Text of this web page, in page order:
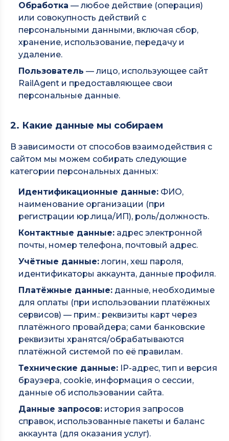
Обработка — любое действие (операция)
или совокупность действий с
персональными данными, включая сбор,
хранение, использование, передачу и
удаление.
Пользователь — лицо, использующее сайт
RailAgent и предоставляющее свои
персональные данные.
2. Какие данные мы собираем
В зависимости от способов взаимодействия с
сайтом мы можем собирать следующие
категории персональных данных:
Идентификационные данные: ФИО,
наименование организации (при
регистрации юр.лица/ИП), роль/должность.
Контактные данные: адрес электронной
почты, номер телефона, почтовый адрес.
Учётные данные: логин, хеш пароля,
идентификаторы аккаунта, данные профиля.
Платёжные данные: данные, необходимые
для оплаты (при использовании платёжных
сервисов) — прим.: реквизиты карт через
платёжного провайдера; сами банковские
реквизиты хранятся/обрабатываются
платёжной системой по её правилам.
Технические данные: IP-адрес, тип и версия
браузера, cookie, информация о сессии,
данные об использовании сайта.
Данные запросов: история запросов
справок, использованные пакеты и баланс
аккаунта (для оказания услуг).